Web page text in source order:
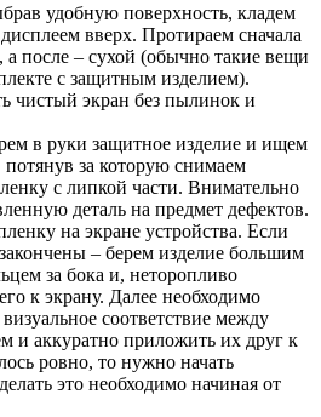
удобную поверхность, кладем
вверх. Протираем сначала
а после – сухой (обычно такие вещи
с защитным изделием).
чистый экран без пылинок и
в руки защитное изделие и ищем
за которую снимаем
с липкой части. Внимательно
деталь на предмет дефектов.
на экране устройства. Если
– берем изделие большим
за бока и, неторопливо
к экрану. Далее необходимо
соответствие между
и аккуратно приложить их друг к
ровно, то нужно начать
это необходимо начиная от